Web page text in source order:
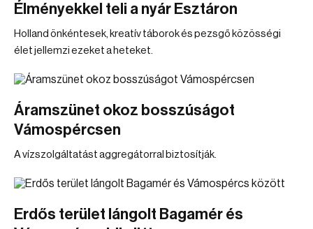
Élményekkel teli a nyár Esztáron
Holland önkéntesek, kreatív táborok és pezsgő közösségi
élet jellemzi ezeket a heteket.
Áramszünet okoz bosszúságot
Vámospércsen
A vízszolgáltatást aggregátorral biztosítják.
Erdős terület lángolt Bagamér és